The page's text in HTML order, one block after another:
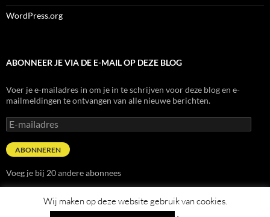
WordPress.org
ABONNEER JE VIA DE E-MAIL OP DEZE BLOG
Voer je e-mailadres in om je in te schrijven voor deze blog en e-
mailmeldingen te ontvangen van alle nieuwe berichten.
E-
mailadres
ABONNEREN
Voeg je bij 20 andere abonnees
Wij maken op deze website gebruik van cookies.